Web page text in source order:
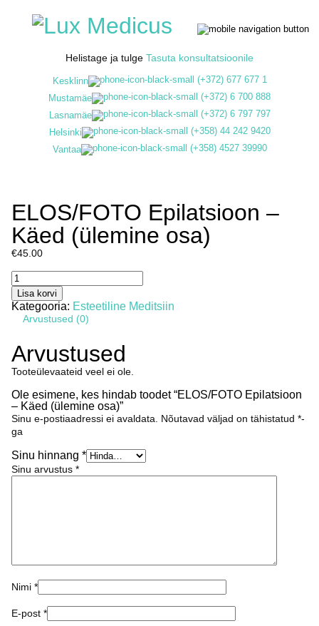
Helistage ja tulge Tasuta konsultatsioonile
Kesklinn
(+372) 677 677 1
Mustamäe
(+372) 6 700 888
Lasnamäe
(+372) 6 797 797
Helsinki
(+358) 44 242 9420
Vantaa
(+358) 4527 39990
ELOS/FOTO Epilatsioon –
Käed (ülemine osa)
€45.00
ELOS/FOTO
Epilatsioon
-
Käed
(ülemine
kogus
Lisa korvi
Kategooria: Esteetiline Meditsiin
Arvustused (0)
Arvustused
Tooteülevaateid veel ei ole.
Ole esimene, kes hindab toodet “ELOS/FOTO Epilatsioon
– Käed (ülemine osa)”
Sinu e-postiaadressi ei avaldata. Nõutavad väljad on tähistatud *-
ga
Sinu hinnang *
Sinu arvustus *
Nimi *
E-post *